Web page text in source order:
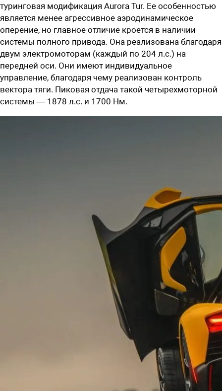
туринговая модификация Aurora Tur. Ее особенностью
является менее агрессивное аэродинамическое
оперение, но главное отличие кроется в наличии
системы полного привода. Она реализована благодаря
двум электромоторам (каждый по 204 л.с.) на
передней оси. Они имеют индивидуальное
управление, благодаря чему реализован контроль
вектора тяги. Пиковая отдача такой четырехмоторной
системы — 1878 л.с. и 1700 Нм.